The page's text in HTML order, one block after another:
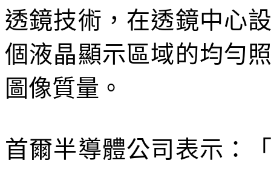
透鏡技術，在透鏡中心
個液晶顯示區域的均勻
圖像質量。
首爾半導體公司表示：